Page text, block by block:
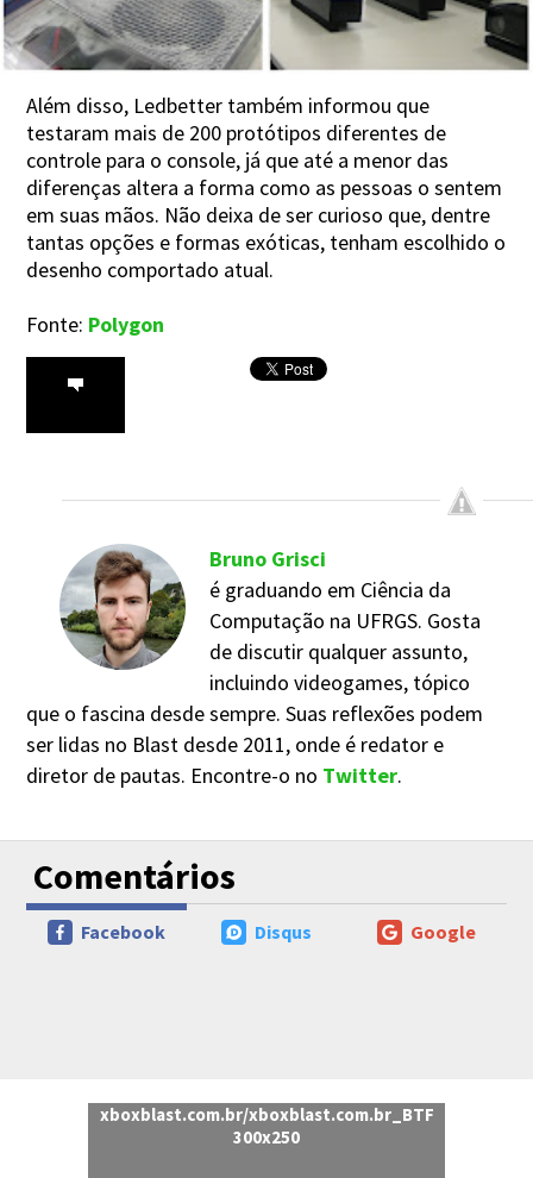
Além disso, Ledbetter também informou que
testaram mais de 200 protótipos diferentes de
controle para o console, já que até a menor das
diferenças altera a forma como as pessoas o sentem
em suas mãos. Não deixa de ser curioso que, dentre
tantas opções e formas exóticas, tenham escolhido o
desenho comportado atual.
Fonte: Polygon
Bruno Grisci
é graduando em Ciência da
Computação na UFRGS. Gosta
de discutir qualquer assunto,
incluindo videogames, tópico
que o fascina desde sempre. Suas reflexões podem
ser lidas no Blast desde 2011, onde é redator e
diretor de pautas. Encontre-o no Twitter.
Comentários
Google
Disqus
Facebook
xboxblast.com.br/xboxblast.com.br_BTF
300x250